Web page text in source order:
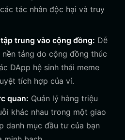
tác nhân độc hại và truy
trung vào cộng đồng: Dễ
tảng do cộng đồng thúc
DApp hệ sinh thái meme
tích hợp của ví.
quan: Quản lý hàng triệu
khác nhau trong một giao
danh mục đầu tư của bạn